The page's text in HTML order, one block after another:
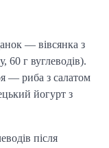
— вівсянка з
60 г вуглеводів).
— риба з салатом
йогурт з
після